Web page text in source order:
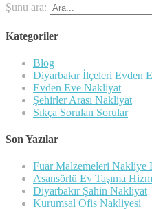
Şunu ara:
Kategoriler
Blog
Diyarbakır İlçeleri Evden
Evden Eve Nakliyat
Şehirler Arası Nakliyat
Sıkça Sorulan Sorular
Son Yazılar
Fuar Malzemeleri Nakliye
Asansörlü Ev Taşıma
Diyarbakır Şahin Nakliyat
Kurumsal Ofis Nakliyesi